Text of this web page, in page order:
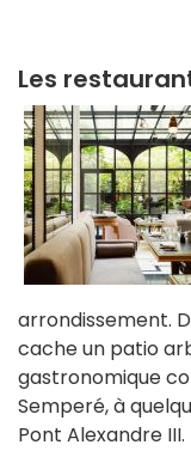
Les
arrondissement.
cache un patio
gastronomique
Semperé, à
Pont Alexandre III.